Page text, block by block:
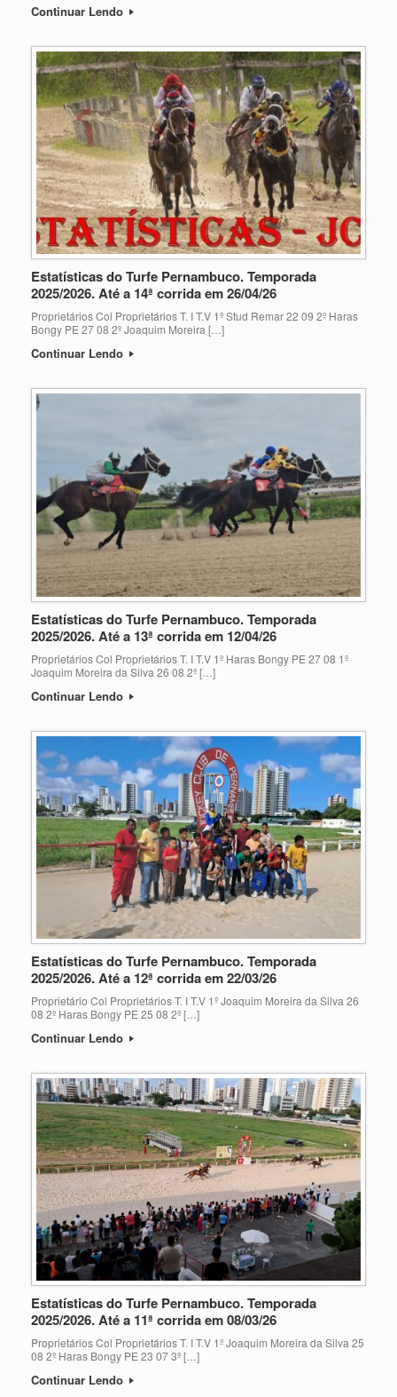
Continuar Lendo
Estatísticas do Turfe Pernambuco. Temporada
2025/2026. Até a 14ª corrida em 26/04/26
Proprietários Col Proprietários T. I T.V 1º Stud Remar 22 09 2º Haras
Bongy PE 27 08 2º Joaquim Moreira […]
Continuar Lendo
Estatísticas do Turfe Pernambuco. Temporada
2025/2026. Até a 13ª corrida em 12/04/26
Proprietários Col Proprietários T. I T.V 1º Haras Bongy PE 27 08 1º
Joaquim Moreira da Silva 26 08 2º […]
Continuar Lendo
Estatísticas do Turfe Pernambuco. Temporada
2025/2026. Até a 12ª corrida em 22/03/26
Proprietário Col Proprietários T. I T.V 1º Joaquim Moreira da Silva 26
08 2º Haras Bongy PE 25 08 2º […]
Continuar Lendo
Estatísticas do Turfe Pernambuco. Temporada
2025/2026. Até a 11ª corrida em 08/03/26
Proprietários Col Proprietários T. I T.V 1º Joaquim Moreira da Silva 25
08 2º Haras Bongy PE 23 07 3º […]
Continuar Lendo